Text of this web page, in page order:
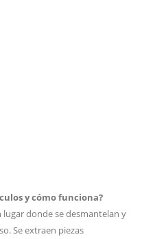
y cómo funciona?
lugar donde se desmantelan y
Se extraen piezas